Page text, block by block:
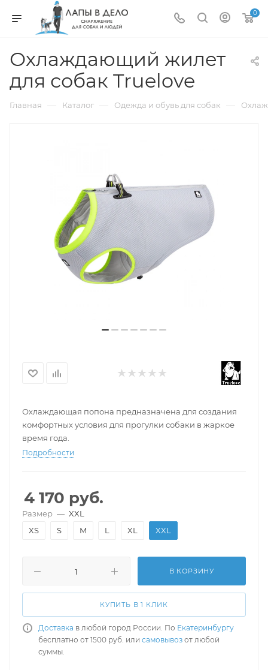
0
Охлаждающий жилет
для собак Truelove
Главная — Каталог — Одежда и обувь для собак —
Охлаждающая попона предназначена для создания
комфортных условия для прогулки собаки в жаркое
время года.
Подробности
4 170 руб.
Размер — XXL
XS
S M L XL XXL
В КОРЗИНУ
КУПИТЬ В 1 КЛИК
Доставка в любой город России. По Екатеринбургу
бесплатно от 1500 руб. или самовывоз от любой
суммы.